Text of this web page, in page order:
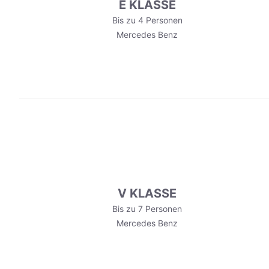
E KLASSE
Bis zu 4 Personen
Mercedes Benz
V KLASSE
Bis zu 7 Personen
Mercedes Benz